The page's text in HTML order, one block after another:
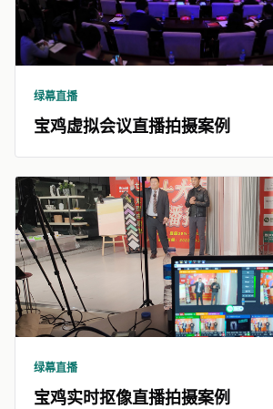
绿幕直播
宝鸡虚拟会议直播拍摄案例
绿幕直播
宝鸡实时抠像直播拍摄案例